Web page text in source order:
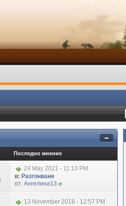
Последно мнение
24 May 2021 - 11:13 PM
в: Разгонване
от: Ангелина13
13 November 2018 - 12:57 PM